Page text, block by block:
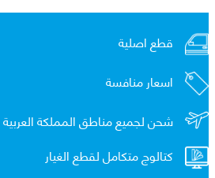
قطع اصلية
اسعار منافسة
شحن لجميع مناطق المملكة
كتالوج متكامل لقطع الغيار